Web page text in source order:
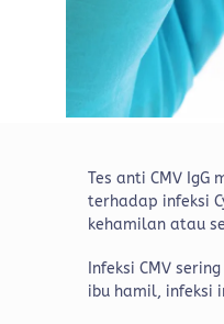
Tes anti CMV
terhadap infeksi
kehamilan atau
Infeksi CMV
ibu hamil, infeksi